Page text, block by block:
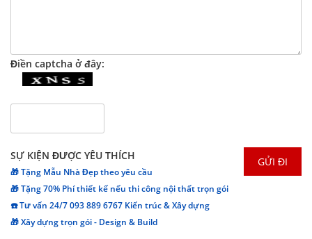
Điền captcha ở đây:
SỰ KIỆN ĐƯỢC YÊU THÍCH
🎁 Tặng Mẫu Nhà Đẹp theo yêu cầu
🎁 Tặng 70% Phí thiết kế nếu thi công nội thất trọn gói
☎️ Tư vấn 24/7 093 889 6767 Kiến trúc & Xây dựng
🎁 Xây dựng trọn gói - Design & Build